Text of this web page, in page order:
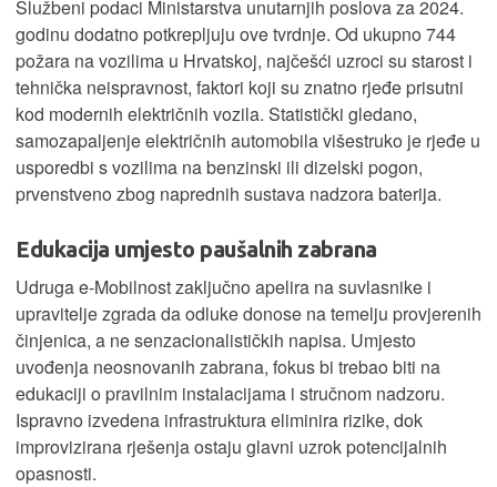
Službeni podaci Ministarstva unutarnjih poslova za 2024.
godinu dodatno potkrepljuju ove tvrdnje. Od ukupno 744
požara na vozilima u Hrvatskoj, najčešći uzroci su starost i
tehnička neispravnost, faktori koji su znatno rjeđe prisutni
kod modernih električnih vozila. Statistički gledano,
samozapaljenje električnih automobila višestruko je rjeđe u
usporedbi s vozilima na benzinski ili dizelski pogon,
prvenstveno zbog naprednih sustava nadzora baterija.
Edukacija umjesto paušalnih zabrana
Udruga e-Mobilnost zaključno apelira na suvlasnike i
upravitelje zgrada da odluke donose na temelju provjerenih
činjenica, a ne senzacionalističkih napisa. Umjesto
uvođenja neosnovanih zabrana, fokus bi trebao biti na
edukaciji o pravilnim instalacijama i stručnom nadzoru.
Ispravno izvedena infrastruktura eliminira rizike, dok
improvizirana rješenja ostaju glavni uzrok potencijalnih
opasnosti.